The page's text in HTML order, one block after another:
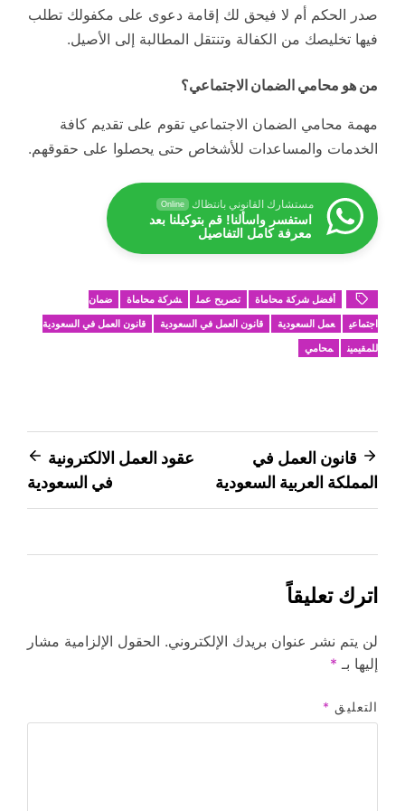
صدر الحكم أم لا فيحق لك إقامة دعوى على مكفولك تطلب
فيها تخليصك من الكفالة وتنتقل المطالبة إلى الأصيل.
من هو محامي الضمان الاجتماعي؟
مهمة محامي الضمان الاجتماعي تقوم على تقديم كافة
الخدمات والمساعدات للأشخاص حتى يحصلوا على حقوقهم.
مستشارك القانوني بانتظاك Online
استفسر واسألنا! قم بتوكيلنا بعد
معرفة كامل التفاصيل
أفضل شركة محاماة تصريح عمل شركة محاماة
ضمان
اجتماعي
عمل السعودية قانون العمل في السعودية
قانون العمل في السعودية
للمقيمين
محامي
تصفّح
المقالات
قانون العمل في
المملكة العربية السعودية
عقود العمل الالكترونية
في السعودية
اترك تعليقاً
لن يتم نشر عنوان بريدك الإلكتروني. الحقول الإلزامية مشار
إليها بـ *
التعليق *